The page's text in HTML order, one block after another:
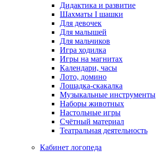
Дидактика и развитие
Шахматы I шашки
Для девочек
Для малышей
Для мальчиков
Игра ходилка
Игры на магнитах
Календари, часы
Лото, домино
Лошадка-скакалка
Музыкальные инструменты
Наборы животных
Настольные игры
Счётный материал
Театральная деятельность
Кабинет логопеда